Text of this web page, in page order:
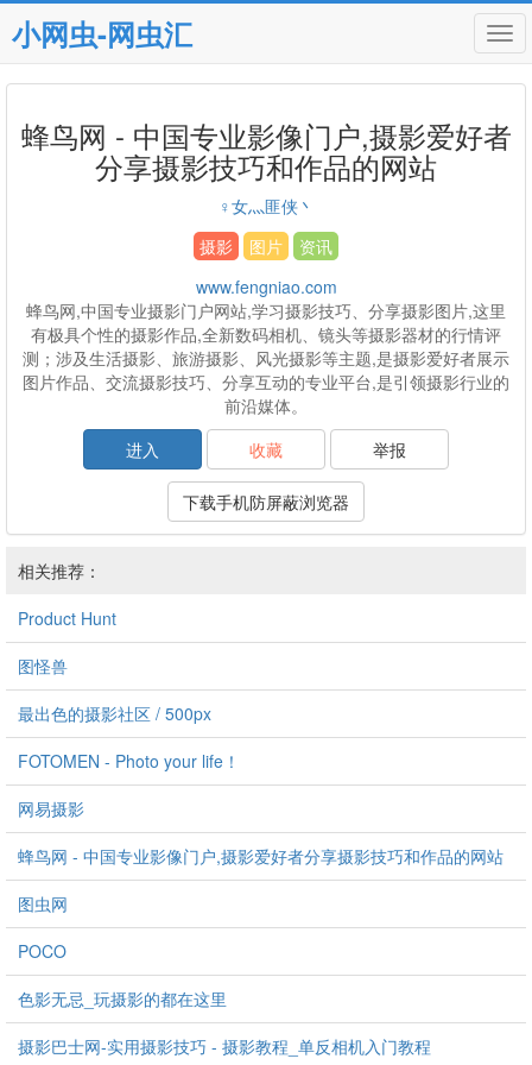
小网虫-网虫汇
蜂鸟网 - 中国专业影像门户,摄影爱好者
分享摄影技巧和作品的网站
♀女灬匪侠丶
摄影
图片
资讯
www.fengniao.com
蜂鸟网,中国专业摄影门户网站,学习摄影技巧、分享摄影图片,这里
有极具个性的摄影作品,全新数码相机、镜头等摄影器材的行情评
测；涉及生活摄影、旅游摄影、风光摄影等主题,是摄影爱好者展示
图片作品、交流摄影技巧、分享互动的专业平台,是引领摄影行业的
前沿媒体。
进入
收藏 举报
下载手机防屏蔽浏览器
相关推荐：
Product Hunt
图怪兽
最出色的摄影社区 / 500px
FOTOMEN - Photo your life！
网易摄影
蜂鸟网 - 中国专业影像门户,摄影爱好者分享摄影技巧和作品的网站
图虫网
POCO
色影无忌_玩摄影的都在这里
摄影巴士网-实用摄影技巧 - 摄影教程_单反相机入门教程